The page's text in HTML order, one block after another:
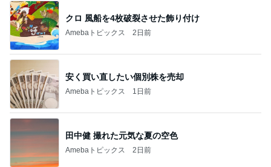
クロ 風船を4枚破裂させた飾り付け
Amebaトピックス 2日前
安く買い直したい個別株を売却
Amebaトピックス 1日前
田中健 撮れた元気な夏の空色
Amebaトピックス 2日前